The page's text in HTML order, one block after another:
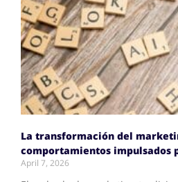
La transformación del
comportamientos impulsados
April 7, 2026